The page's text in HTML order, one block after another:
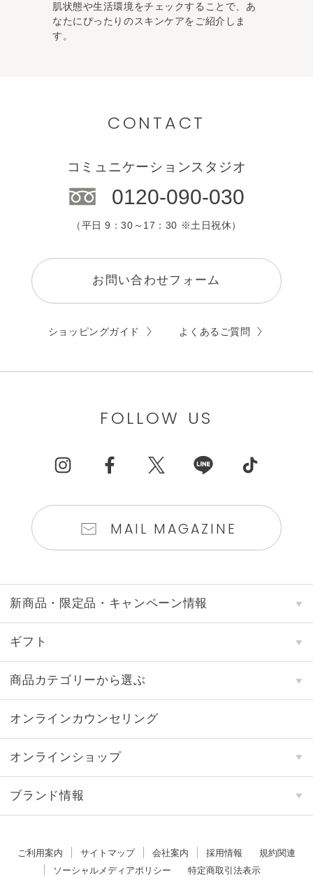
肌状態や生活環境をチェックすることで、あ
なたにぴったりのスキンケアをご紹介しま
す。
CONTACT
コミュニケーションスタジオ
0120-090-030
（平日 9：30～17：30 ※土日祝休）
お問い合わせフォーム
ショッピングガイド よくあるご質問
FOLLOW US
MAIL MAGAZINE
新商品・限定品・キャンペーン情報
ギフト
商品カテゴリーから選ぶ
オンラインカウンセリング
オンラインショップ
ブランド情報
ご利用案内 サイトマップ 会社案内 採用情報
規約関連
ソーシャルメディアポリシー
特定商取引法表示